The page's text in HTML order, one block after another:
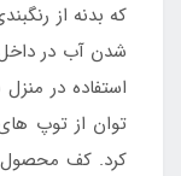
که بدنه از
شدن آب در
استفاده در منزل
توان از توپ
کرد. کف محصول